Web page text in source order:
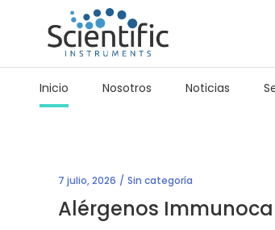
Inicio Nosotros Noticias
7 julio, 2026 Sin categoría
Alérgenos